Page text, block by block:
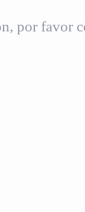
por favor